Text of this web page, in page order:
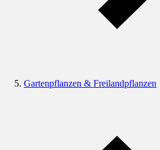
Gartenpflanzen & Freilandpflanzen